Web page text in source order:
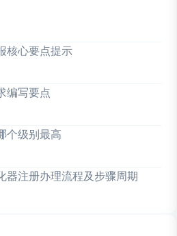
核心要点提示
编写要点
个级别最高
器注册办理流程及步骤周期